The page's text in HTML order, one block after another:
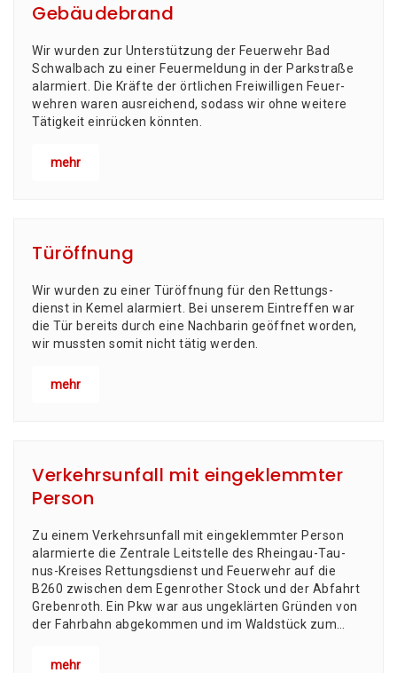
Gebäudebrand
Wir wur­den zur Unter­stüt­zung der Feu­er­wehr Bad
Schwal­bach zu einer Feu­er­mel­dung in der Park­stra­ße
alarmiert. Die Kräf­te der ört­li­chen Frei­wil­li­gen Feu­er­
weh­ren waren aus­rei­chend, sodass wir ohne wei­te­re
Tätig­keit ein­rü­cken könnten.
mehr
Türöffnung
Wir wur­den zu einer Tür­öff­nung für den Ret­tungs­
dienst in Kemel alarmiert. Bei unse­rem Ein­tref­fen war
die Tür bereits durch eine Nach­ba­rin geöff­net wor­den,
wir muss­ten somit nicht tätig werden.
mehr
Verkehrsunfall mit eingeklemmter
Person
Zu einem Ver­kehrs­un­fall mit ein­ge­klemm­ter Per­son
alar­mier­te die Zen­tra­le Leit­stel­le des Rhein­gau-Tau­
nus-Krei­ses Ret­tungs­dienst und Feu­er­wehr auf die
B260 zwi­schen dem Egen­ro­ther Stock und der Abfahrt
Grebenroth. Ein Pkw war aus unge­klär­ten Grün­den von
der Fahr­bahn abge­kom­men und im Wald­stück zum…
mehr